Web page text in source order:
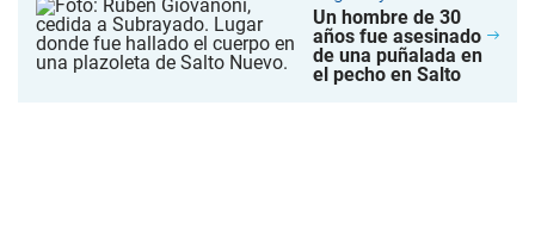
Un hombre de 30
años fue asesinado
de una puñalada en
el pecho en Salto